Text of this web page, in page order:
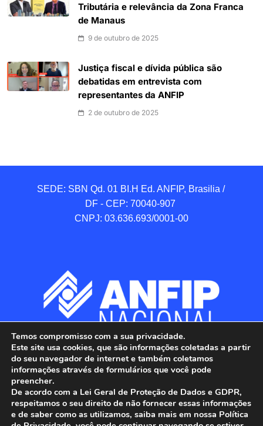
Tributária e relevância da Zona Franca
de Manaus
9 de outubro de 2025
Justiça fiscal e dívida pública são
debatidas em entrevista com
representantes da ANFIP
2 de outubro de 2025
SEDE: SBN Qd. 01 BI.H Ed. ANFIP, Brasilia /
DF - CEP: 70040-907
CNPJ: 03.636.693/0001-00
Temos compromisso com a sua privacidade.
Este site usa cookies, que são informações coletadas a partir
do seu navegador de internet e também coletamos
informações através de formulários que você pode
preencher.
De acordo com a Lei Geral de Proteção de Dados e GDPR,
respeitamos o seu direito de não fornecer essas informações
e de saber como as utilizamos, saiba mais em nossa Política